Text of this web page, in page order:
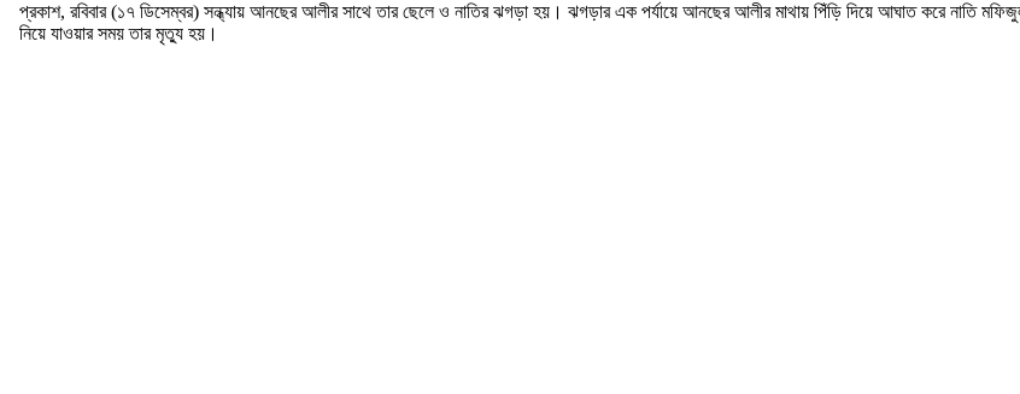
প্রকাশ, রবিবার (১৭ ডিসেম্বর) সন্ধ্যায় আনছের আলীর সাথে তার ছেলে ও নাতির ঝগড়া হয়। ঝগড়ার এক পর্যায়ে আনছের আলীর মাথায় পিঁড়ি দিয়ে আঘাত করে নাতি
নিয়ে যাওয়ার সময় তার মৃত্যু হয়।